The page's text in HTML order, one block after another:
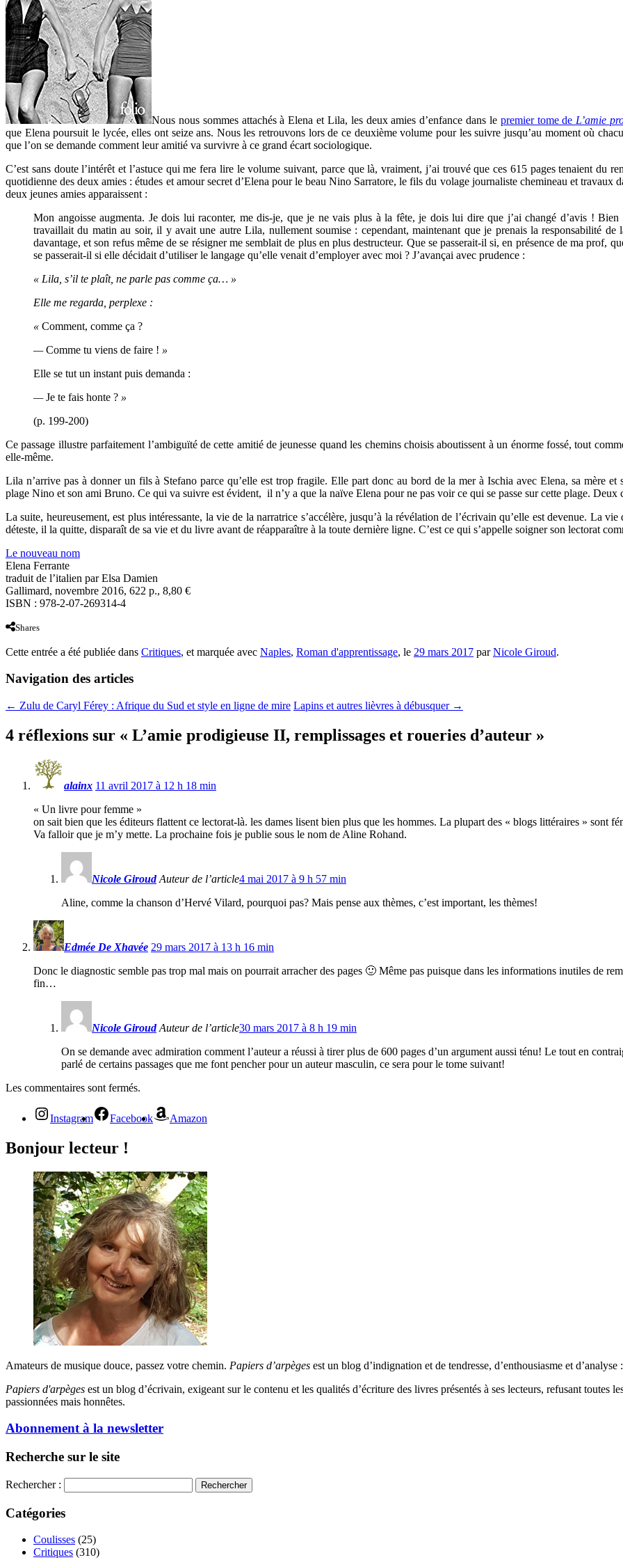
Nous nous sommes attachés à Elena et Lila, les deux amies d’enfance dans le premier tome de L’amie
que Elena poursuit le lycée, elles ont seize ans. Nous les retrouvons lors de ce deuxième volume pour les suivre jusqu’au moment où
que l’on se demande comment leur amitié va survivre à ce grand écart sociologique.
C’est sans doute l’intérêt et l’astuce qui me fera lire le volume suivant, parce que là, vraiment, j’ai trouvé que ces 615 pages tenaient du
quotidienne des deux amies : études et amour secret d’Elena pour le beau Nino Sarratore, le fils du volage journaliste chemineau et
deux jeunes amies apparaissent :
Mon angoisse augmenta. Je dois lui raconter, me dis-je, que je ne vais plus à la fête, je dois lui dire que j’ai changé d’avis !
travaillait du matin au soir, il y avait une autre Lila, nullement soumise : cependant, maintenant que je prenais la responsabilité
davantage, et son refus même de se résigner me semblait de plus en plus destructeur. Que se passerait-il si, en présence de ma prof,
se passerait-il si elle décidait d’utiliser le langage qu’elle venait d’employer avec moi ? J’avançai avec prudence :
« Lila, s’il te plaît, ne parle pas comme ça… »
Elle me regarda, perplexe :
« Comment, comme ça ?
—Comme tu viens de faire ! »
Elle se tut un instant puis demanda :
—Je te fais honte ? »
(p. 199-200)
Ce passage illustre parfaitement l’ambiguïté de cette amitié de jeunesse quand les chemins choisis aboutissent à un énorme fossé, tout
elle-même.
Lila n’arrive pas à donner un fils à Stefano parce qu’elle est trop fragile. Elle part donc au bord de la mer à Ischia avec Elena, sa mère
plage Nino et son ami Bruno. Ce qui va suivre est évident, il n’y a que la naïve Elena pour ne pas voir ce qui se passe sur cette plage. Deux
La suite, heureusement, est plus intéressante, la vie de la narratrice s’accélère, jusqu’à la révélation de l’écrivain qu’elle est devenue. La
déteste, il la quitte, disparaît de sa vie et du livre avant de réapparaître à la toute dernière ligne. C’est ce qui s’appelle soigner son lectorat
Le nouveau nom
Elena Ferrante
traduit de l’italien par Elsa Damien
Gallimard, novembre 2016, 622 p., 8,80 €
ISBN : 978-2-07-269314-4
Shares
Cette entrée a été publiée dans Critiques, et marquée avec Naples, Roman d'apprentissage, le 29 mars 2017 parNicole Giroud.
Navigation des articles
← Zulu de Caryl Férey : Afrique du Sud et style en ligne de mire Lapins et autres lièvres à débusquer →
4 réflexions sur « L’amie prodigieuse II, remplissages et roueries d’auteur »
alainx 11 avril 2017 à 12 h 18 min
« Un livre pour femme »
on sait bien que les éditeurs flattent ce lectorat-là. les dames lisent bien plus que les hommes. La plupart des « blogs littéraires » sont
Va falloir que je m’y mette. La prochaine fois je publie sous le nom de Aline Rohand.
Nicole Giroud Auteur de l’article4 mai 2017 à 9 h 57 min
Aline, comme la chanson d’Hervé Vilard, pourquoi pas? Mais pense aux thèmes, c’est important, les thèmes!
Edmée De Xhavée 29 mars 2017 à 13 h 16 min
Donc le diagnostic semble pas trop mal mais on pourrait arracher des pages 🙂 Même pas puisque dans les informations inutiles de
fin…
Nicole Giroud Auteur de l’article30 mars 2017 à 8 h 19 min
On se demande avec admiration comment l’auteur a réussi à tirer plus de 600 pages d’un argument aussi ténu! Le tout en
parlé de certains passages que me font pencher pour un auteur masculin, ce sera pour le tome suivant!
Les commentaires sont fermés.
Instagram Facebook Amazon
Bonjour lecteur !
Amateurs de musique douce, passez votre chemin. Papiers d’arpèges est un blog d’indignation et de tendresse, d’enthousiasme et
Papiers d'arpèges est un blog d’écrivain, exigeant sur le contenu et les qualités d’écriture des livres présentés à ses lecteurs, refusant toutes
passionnées mais honnêtes.
Abonnement à la newsletter
Recherche sur le site
Rechercher :
Catégories
Coulisses (25)
Critiques (310)